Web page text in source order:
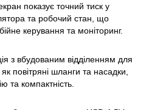
показує точний тиск у
та робочий стан, що
керування та моніторинг.
з вбудованим відділенням для
повітряні шланги та насадки,
та компактність.